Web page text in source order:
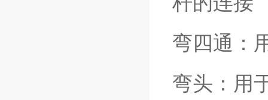
弯四通：
弯头：用